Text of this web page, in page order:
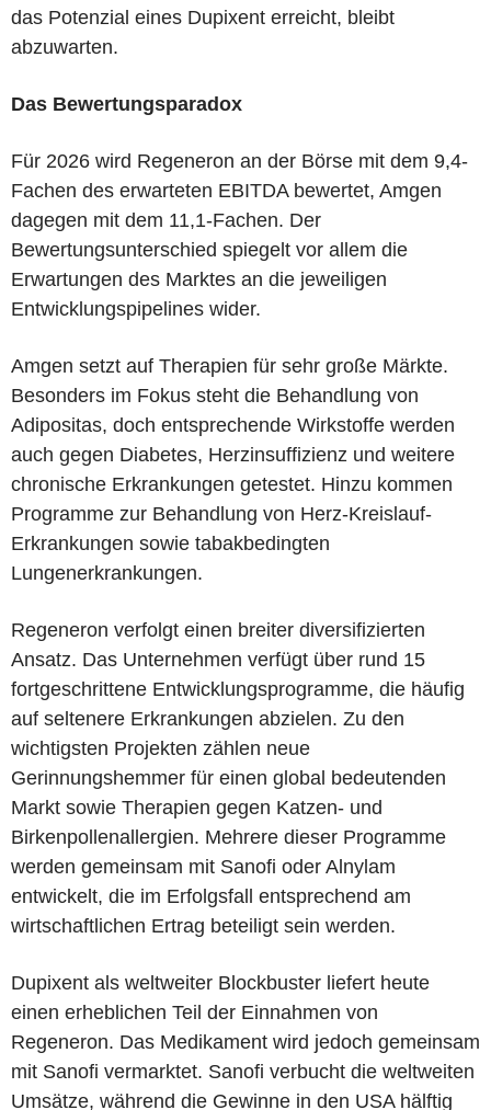
das Potenzial eines Dupixent erreicht, bleibt
abzuwarten.
Das Bewertungsparadox
Für 2026 wird Regeneron an der Börse mit dem 9,4-
Fachen des erwarteten EBITDA bewertet, Amgen
dagegen mit dem 11,1-Fachen. Der
Bewertungsunterschied spiegelt vor allem die
Erwartungen des Marktes an die jeweiligen
Entwicklungspipelines wider.
Amgen setzt auf Therapien für sehr große Märkte.
Besonders im Fokus steht die Behandlung von
Adipositas, doch entsprechende Wirkstoffe werden
auch gegen Diabetes, Herzinsuffizienz und weitere
chronische Erkrankungen getestet. Hinzu kommen
Programme zur Behandlung von Herz-Kreislauf-
Erkrankungen sowie tabakbedingten
Lungenerkrankungen.
Regeneron verfolgt einen breiter diversifizierten
Ansatz. Das Unternehmen verfügt über rund 15
fortgeschrittene Entwicklungsprogramme, die häufig
auf seltenere Erkrankungen abzielen. Zu den
wichtigsten Projekten zählen neue
Gerinnungshemmer für einen global bedeutenden
Markt sowie Therapien gegen Katzen- und
Birkenpollenallergien. Mehrere dieser Programme
werden gemeinsam mit Sanofi oder Alnylam
entwickelt, die im Erfolgsfall entsprechend am
wirtschaftlichen Ertrag beteiligt sein werden.
Dupixent als weltweiter Blockbuster liefert heute
einen erheblichen Teil der Einnahmen von
Regeneron. Das Medikament wird jedoch gemeinsam
mit Sanofi vermarktet. Sanofi verbucht die weltweiten
Umsätze, während die Gewinne in den USA hälftig